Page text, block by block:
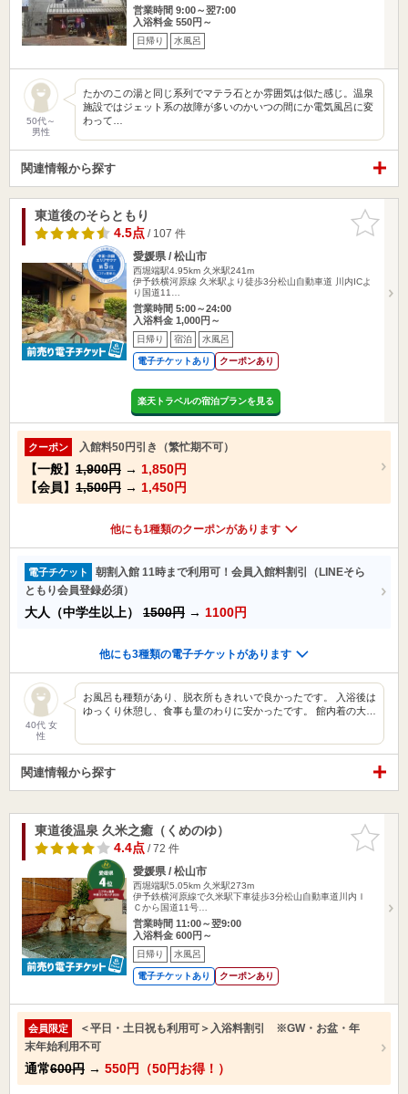
営業時間 9:00～翌7:00
入浴料金 550円～
日帰り 水風呂
50代～
男性
たかのこの湯と同じ系列でマテラ石とか雰囲気は似た感じ。温泉
施設ではジェット系の故障が多いのかいつの間にか電気風呂に変
わって…
関連情報から探す
お気に入
りに追加
東道後のそらともり
4.5点/ 107 件
愛媛県 / 松山市
西堀端駅4.95km 久米駅241m
伊予鉄横河原線 久米駅より徒歩3分松山自動車道 川内ICよ
り国道11…
営業時間 5:00～24:00
入浴料金 1,000円～
日帰り 宿泊 水風呂
電子チケットあり クーポンあり
楽天トラベルの宿泊プランを見る
クーポン 入館料50円引き（繁忙期不可）
【一般】 1,900円 → 1,850円
【会員】 1,500円 → 1,450円
他にも1種類のクーポンがあります
電子チケット
朝割入館 11時まで利用可！会員入館料割引（LINEそら
ともり会員登録必須）
大人（中学生以上） 1500円 → 1100円
他にも3種類の電子チケットがあります
40代 女
性
お風呂も種類があり、脱衣所もきれいで良かったです。 入浴後は
ゆっくり休憩し、食事も量のわりに安かったです。 館内着の大…
関連情報から探す
お気に入
りに追加
東道後温泉 久米之癒（くめのゆ）
4.4点/ 72 件
愛媛県 / 松山市
西堀端駅5.05km 久米駅273m
伊予鉄横河原線で久米駅下車徒歩3分松山自動車道川内Ｉ
Ｃから国道11号…
営業時間 11:00～翌9:00
入浴料金 600円～
日帰り 水風呂
電子チケットあり クーポンあり
会員限定
＜平日・土日祝も利用可＞入浴料割引 ※GW・お盆・年
末年始利用不可
通常600円 → 550円（50円お得！）